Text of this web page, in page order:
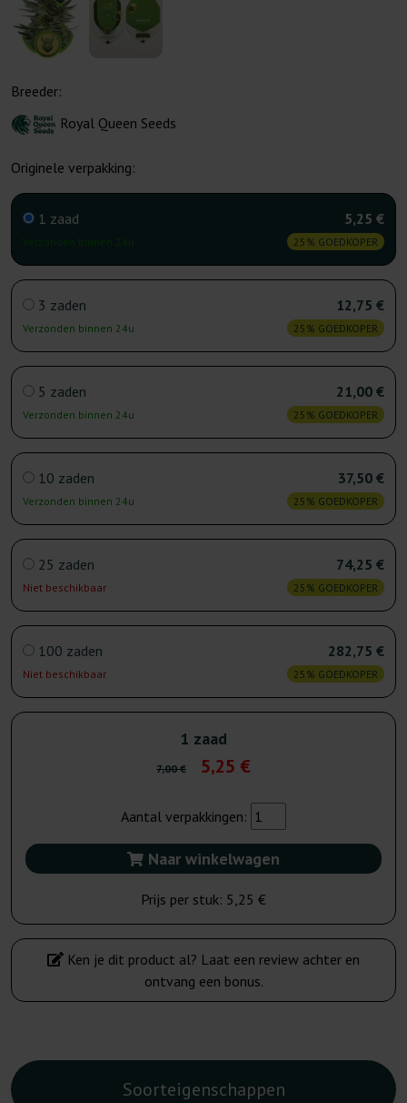
Breeder:
Royal Queen Seeds
Originele verpakking:
1 zaad 5,25 €
25% GOEDKOPER
3 zaden
Verzonden binnen 24u
12,75 €
25% GOEDKOPER
5 zaden
Verzonden binnen 24u
21,00 €
25% GOEDKOPER
10 zaden
Verzonden binnen 24u
37,50 €
25% GOEDKOPER
25 zaden
Niet beschikbaar
74,25 €
25% GOEDKOPER
100 zaden
Niet beschikbaar
282,75 €
25% GOEDKOPER
1 zaad
7,00 € 5,25 €
Aantal verpakkingen:
Naar winkelwagen
Prijs per stuk: 5,25 €
Ken je dit product al? Laat een review achter en
ontvang een bonus.
Soorteigenschappen